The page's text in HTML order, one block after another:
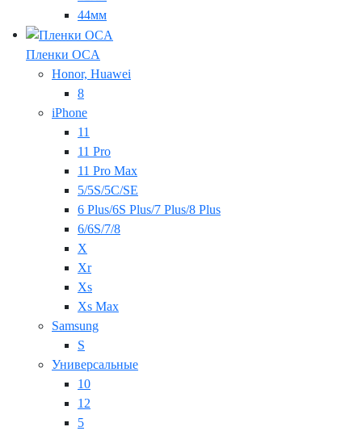
44мм
Пленки OCA
Honor, Huawei
8
iPhone
11
11 Pro
11 Pro Max
5/5S/5C/SE
6 Plus/6S Plus/7 Plus/8 Plus
6/6S/7/8
X
Xr
Xs
Xs Max
Samsung
S
Универсальные
10
12
5